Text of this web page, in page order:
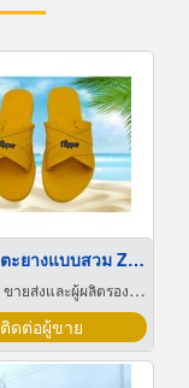
รองเท้าแตะยางแบบสวม ZEN STAR
ขายส่งและผู้ผลิตรองเท้า
ติดต่อผู้ขาย